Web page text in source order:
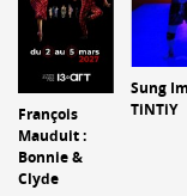
François
Mauduit :
Bonnie &
Clyde
Sung
TiNTiY